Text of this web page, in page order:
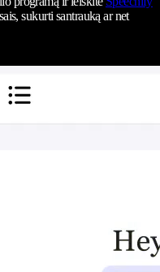
sukurti santrauką ar net